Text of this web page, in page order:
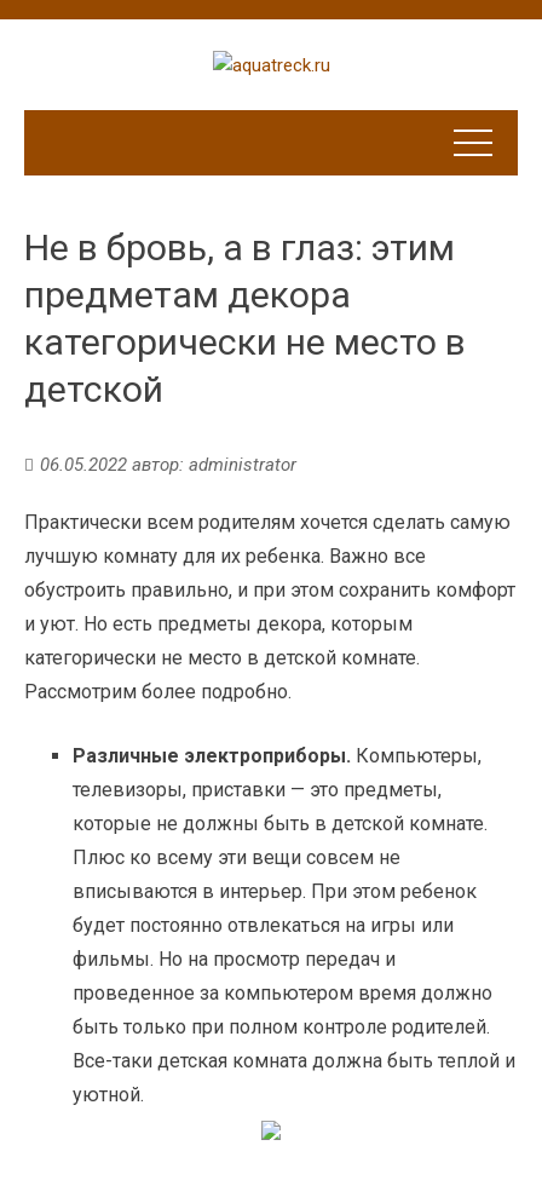
Не в бровь, а в глаз: этим
предметам декора
категорически не место в
детской
06.05.2022 автор: administrator
Практически всем родителям хочется сделать самую
лучшую комнату для их ребенка. Важно все
обустроить правильно, и при этом сохранить комфорт
и уют. Но есть предметы декора, которым
категорически не место в детской комнате.
Рассмотрим более подробно.
Различные электроприборы. Компьютеры,
телевизоры, приставки — это предметы,
которые не должны быть в детской комнате.
Плюс ко всему эти вещи совсем не
вписываются в интерьер. При этом ребенок
будет постоянно отвлекаться на игры или
фильмы. Но на просмотр передач и
проведенное за компьютером время должно
быть только при полном контроле родителей.
Все-таки детская комната должна быть теплой и
уютной.